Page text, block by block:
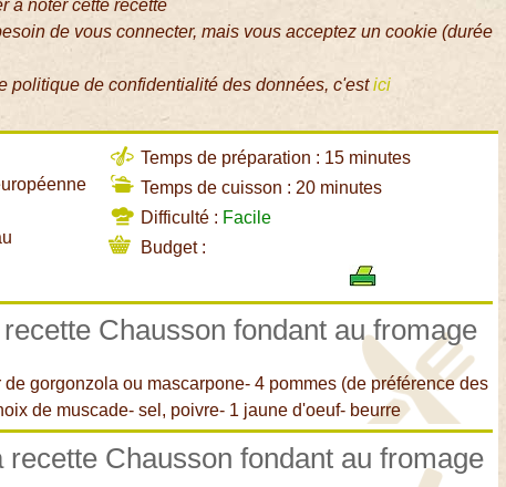
à noter cette recette
de vous connecter, mais vous acceptez un cookie (durée
politique de confidentialité des données, c'estici
Temps de préparation : 15 minutes
Temps de cuisson : 20 minutes
Difficulté : Facile
Budget :
Chausson fondant au fromage
gorgonzola ou mascarpone- 4 pommes (de préférence des
de muscade- sel, poivre- 1 jaune d'oeuf- beurre
recette Chausson fondant au fromage